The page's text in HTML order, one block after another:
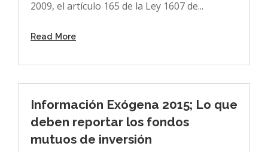
2009, el artículo 165 de la Ley 1607 de...
Read More
Información Exógena 2015; Lo que
deben reportar los fondos
mutuos de inversión